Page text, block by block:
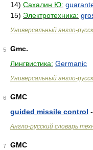
14) Сахалин Ю:
15) Электротехника:
Универсальный англо-
5
Gmc.
Лингвистика: Germanic
Универсальный англо-
6
GMC
guided missile control
Англо-русский словарь
7
GMC